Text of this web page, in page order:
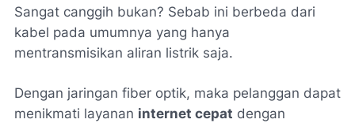
Sangat canggih bukan? Sebab ini berbeda dari
kabel pada umumnya yang hanya
mentransmisikan aliran listrik saja.
Dengan jaringan fiber optik, maka pelanggan dapat
menikmati layanan internet cepat dengan